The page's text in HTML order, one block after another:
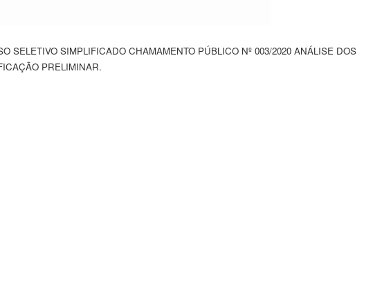
SELETIVO SIMPLIFICADO CHAMAMENTO PÚBLICO Nº 003/2020 ANÁLISE DOS
PRELIMINAR.